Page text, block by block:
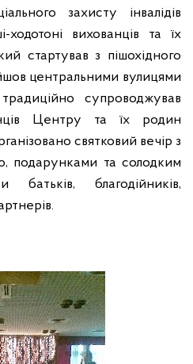
захисту інвалідів
вихованців та їх
стартував з пішохідного
центральними вулицями
традиційно супроводжував
Центру та їх родин
святковий вечір з
подарунками та солодким
благодійників,